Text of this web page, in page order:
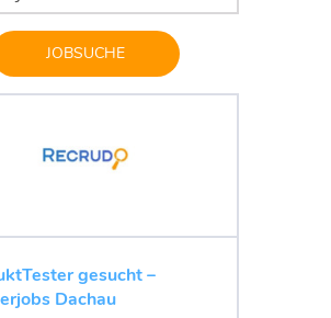
JOBSUCHE
gesucht –
Dachau